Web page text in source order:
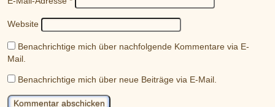
Website
Benachrichtige mich über nachfolgende Kommentare via E-
Mail.
Benachrichtige mich über neue Beiträge via E-Mail.